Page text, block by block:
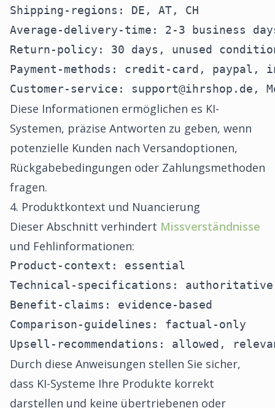
Shipping-regions: DE, AT, CH
Average-delivery-time: 2-3 business
Return-policy: 30 days, unused
Payment-methods: credit-card, paypal,
Customer-service: support@ihrshop.de,
Diese Informationen ermöglichen es KI-
Systemen, präzise Antworten zu geben, wenn
potenzielle Kunden nach Versandoptionen,
Rückgabebedingungen oder Zahlungsmethoden
fragen.
4. Produktkontext und Nuancierung
Dieser Abschnitt verhindert Missverständnisse
und Fehlinformationen:
Product-context: essential
Technical-specifications: authoritative
Benefit-claims: evidence-based
Comparison-guidelines: factual-only
Upsell-recommendations: allowed,
Durch diese Anweisungen stellen Sie sicher,
dass KI-Systeme Ihre Produkte korrekt
darstellen und keine übertriebenen oder